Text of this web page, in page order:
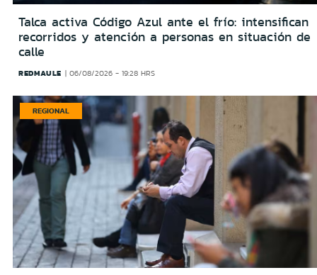
Talca activa Código Azul ante el frío: intensifican
recorridos y atención a personas en situación de
calle
REDMAULE 06/08/2026 - 19:28 HRS
REGIONAL